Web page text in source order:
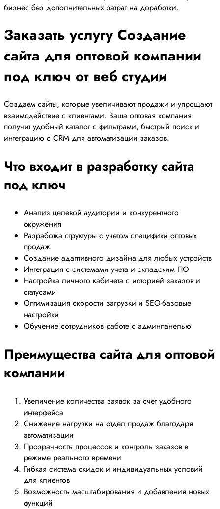
бизнес без дополнительных затрат на доработки.
Заказать услугу Создание
сайта для оптовой компании
под ключ от веб студии
Создаем сайты, которые увеличивают продажи и упрощают
взаимодействие с клиентами. Ваша оптовая компания
получит удобный каталог с фильтрами, быстрый поиск и
интеграцию с CRM для автоматизации заказов.
Что входит в разработку сайта
под ключ
Анализ целевой аудитории и конкурентного
окружения
Разработка структуры с учетом специфики оптовых
продаж
Создание адаптивного дизайна для любых устройств
Интеграция с системами учета и складским ПО
Настройка личного кабинета с историей заказов и
статусами
Оптимизация скорости загрузки и SEO-базовые
настройки
Обучение сотрудников работе с админпанелью
Преимущества сайта для оптовой
компании
Увеличение количества заявок за счет удобного
интерфейса
Снижение нагрузки на отдел продаж благодаря
автоматизации
Прозрачность процессов и контроль заказов в
режиме реального времени
Гибкая система скидок и индивидуальных условий
для клиентов
Возможность масштабирования и добавления новых
функций